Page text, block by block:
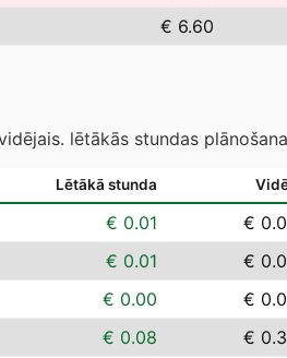
€ 6.60
lētākās stundas
Lētākā stunda
€ 0.01 €
€ 0.01 €
€ 0.00 €
€ 0.08 €